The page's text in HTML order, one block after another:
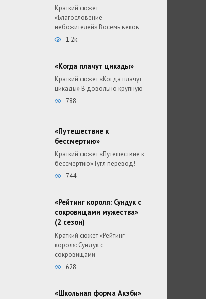
Краткий сюжет
«Благословение
небожителей» Восемь веков
1.2к.
«Когда плачут цикады»
Краткий сюжет «Когда плачут
цикады» В довольно крупную
788
«Путешествие к
бессмертию»
Краткий сюжет «Путешествие к
бессмертию» Гугл перевод!
744
«Рейтинг короля: Сундук с
сокровищами мужества»
(2 сезон)
Краткий сюжет «Рейтинг
короля: Сундук с
сокровищами
628
«Школьная форма Акэби»